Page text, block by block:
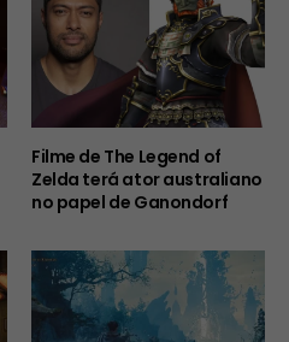
Filme de The Legend of
Zelda terá ator australiano
no papel de Ganondorf